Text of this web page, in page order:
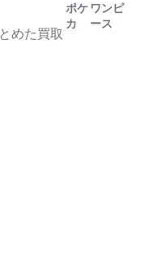
めた買取
ポケ
カ
ワンピ
ース